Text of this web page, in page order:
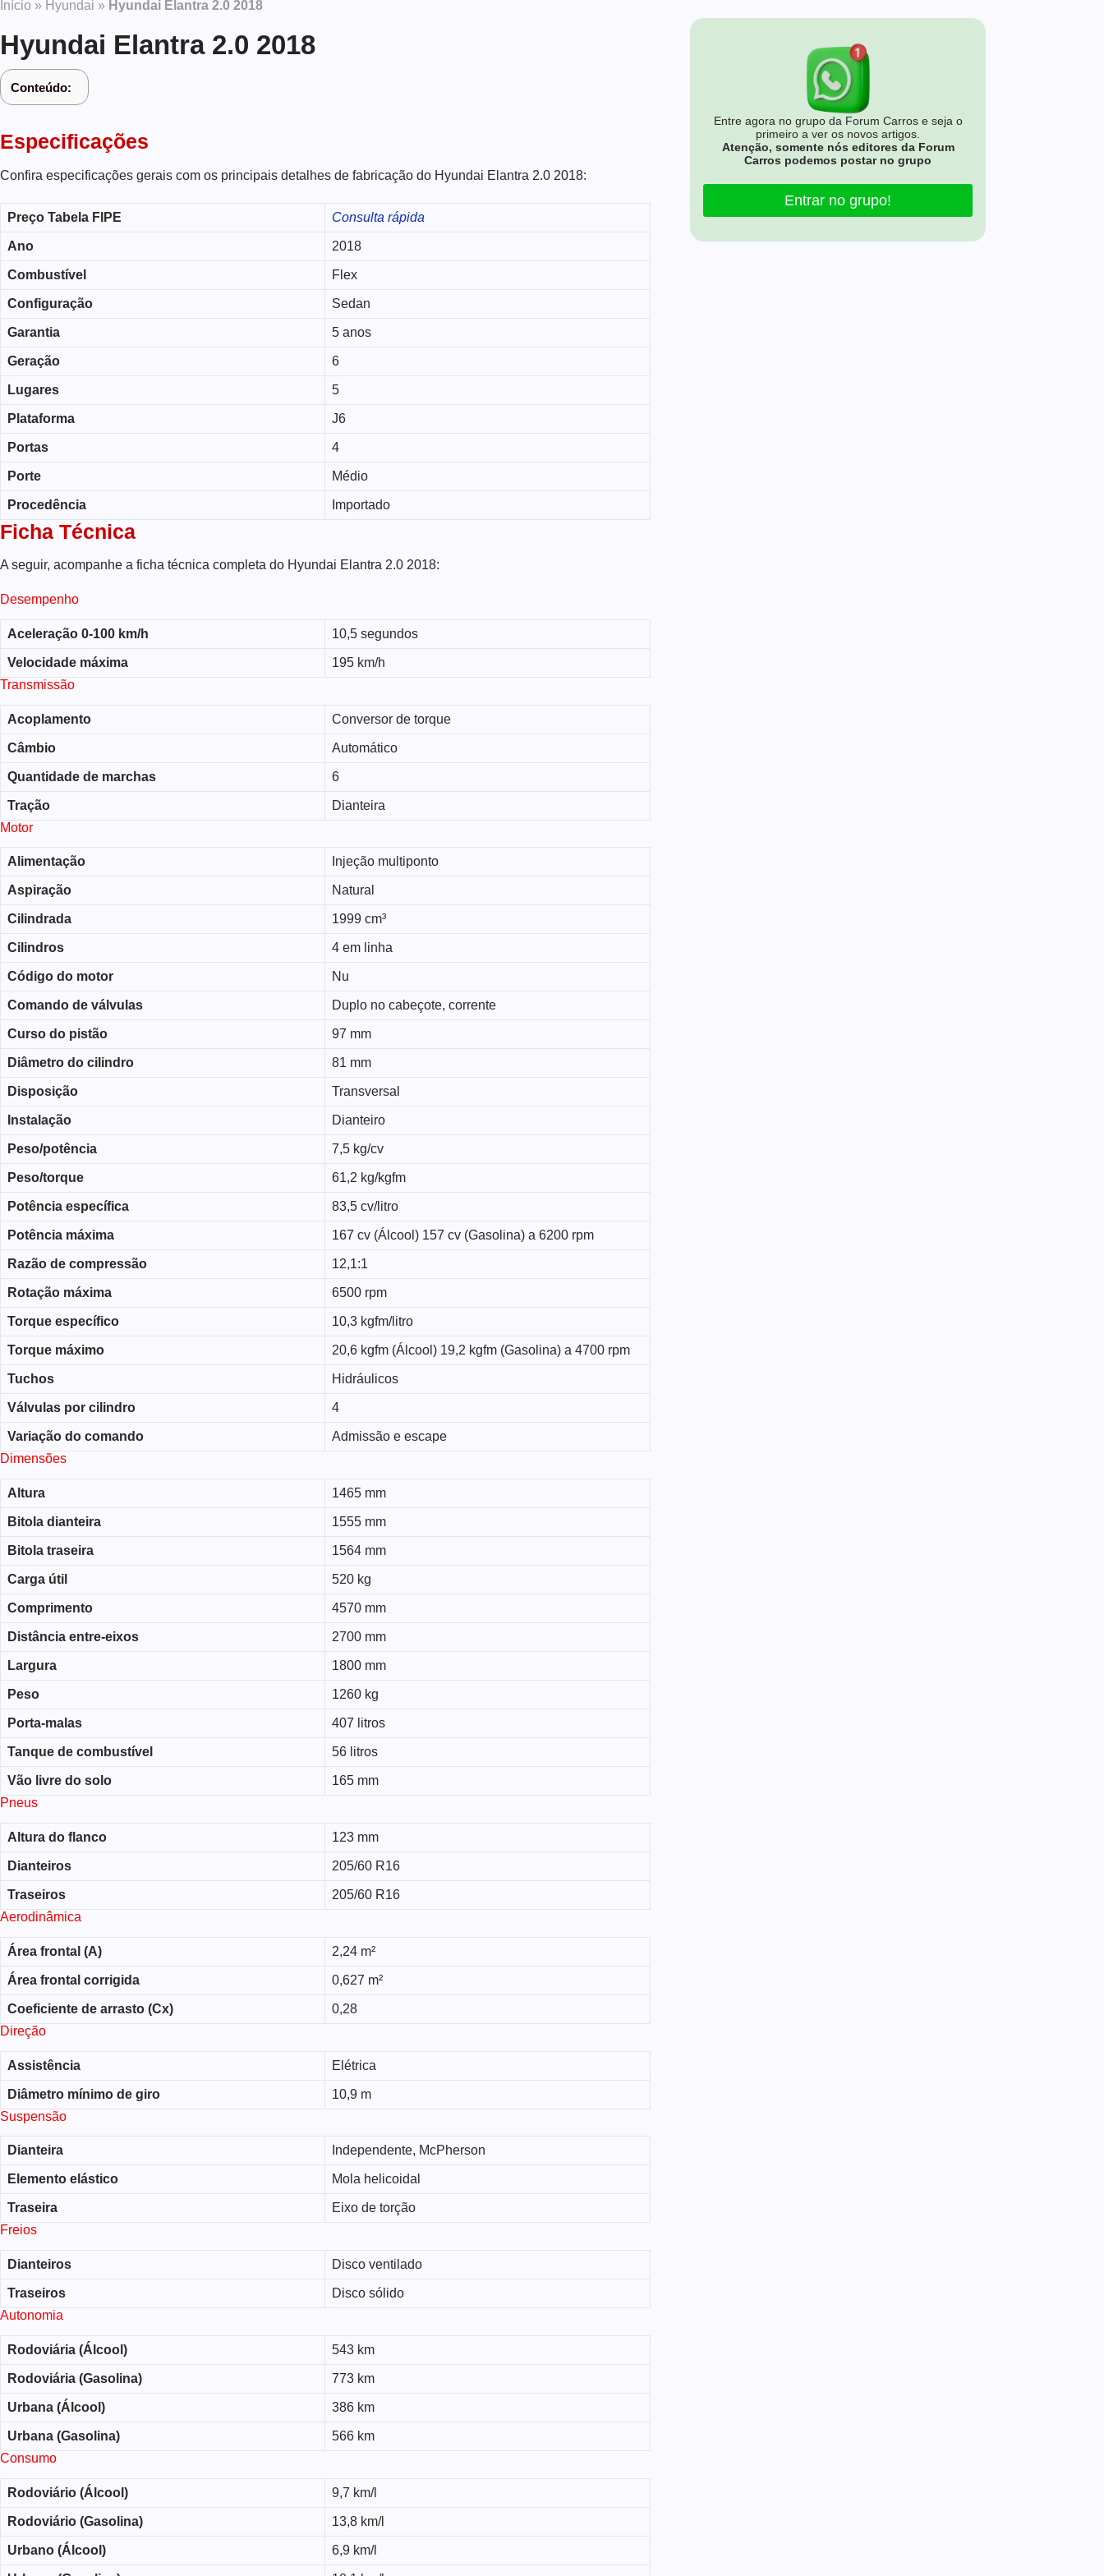
Início » Hyundai » Hyundai Elantra 2.0 2018
Hyundai Elantra 2.0 2018
Conteúdo:
Especificações
Confira especificações gerais com os principais detalhes de fabricação do Hyundai Elantra 2.0 2018:
Preço Tabela FIPE Consulta rápida
Ano 2018
Combustível Flex
Configuração Sedan
Garantia 5 anos
Geração 6
Lugares 5
Plataforma J6
Portas 4
Porte Médio
Procedência Importado
Ficha Técnica
A seguir, acompanhe a ficha técnica completa do Hyundai Elantra 2.0 2018:
Desempenho
Aceleração 0-100 km/h 10,5 segundos
Velocidade máxima
195 km/h
Transmissão
Acoplamento Conversor de torque
Câmbio Automático
Quantidade de marchas 6
Tração
Dianteira
Motor
Alimentação Injeção multiponto
Aspiração Natural
Cilindrada 1999 cm³
Cilindros 4 em linha
Código do motor Nu
Comando de válvulas Duplo no cabeçote, corrente
Curso do pistão 97 mm
Diâmetro do cilindro 81 mm
Disposição Transversal
Instalação Dianteiro
Peso/potência 7,5 kg/cv
Peso/torque 61,2 kg/kgfm
Potência específica 83,5 cv/litro
Potência máxima 167 cv (Álcool) 157 cv (Gasolina) a 6200 rpm
Razão de compressão 12,1:1
Rotação máxima 6500 rpm
Torque específico 10,3 kgfm/litro
Torque máximo 20,6 kgfm (Álcool) 19,2 kgfm (Gasolina) a 4700 rpm
Tuchos Hidráulicos
Válvulas por cilindro 4
Variação do comando
Admissão e escape
Dimensões
Altura 1465 mm
Bitola dianteira 1555 mm
Bitola traseira 1564 mm
Carga útil 520 kg
Comprimento 4570 mm
Distância entre-eixos 2700 mm
Largura 1800 mm
Peso 1260 kg
Porta-malas 407 litros
Tanque de combustível 56 litros
Vão livre do solo
165 mm
Pneus
Altura do flanco 123 mm
Dianteiros 205/60 R16
Traseiros
205/60 R16
Aerodinâmica
Área frontal (A) 2,24 m²
Área frontal corrigida 0,627 m²
Coeficiente de arrasto (Cx)
0,28
Direção
Assistência Elétrica
Diâmetro mínimo de giro
10,9 m
Suspensão
Dianteira Independente, McPherson
Elemento elástico Mola helicoidal
Traseira
Eixo de torção
Freios
Dianteiros Disco ventilado
Traseiros
Disco sólido
Autonomia
Rodoviária (Álcool) 543 km
Rodoviária (Gasolina) 773 km
Urbana (Álcool) 386 km
Urbana (Gasolina)
566 km
Consumo
Rodoviário (Álcool) 9,7 km/l
Rodoviário (Gasolina) 13,8 km/l
Urbano (Álcool) 6,9 km/l
Entre agora no grupo da Forum Carros e seja o
primeiro a ver os novos artigos.
Atenção, somente nós editores da Forum
Carros podemos postar no grupo
Entrar no grupo!